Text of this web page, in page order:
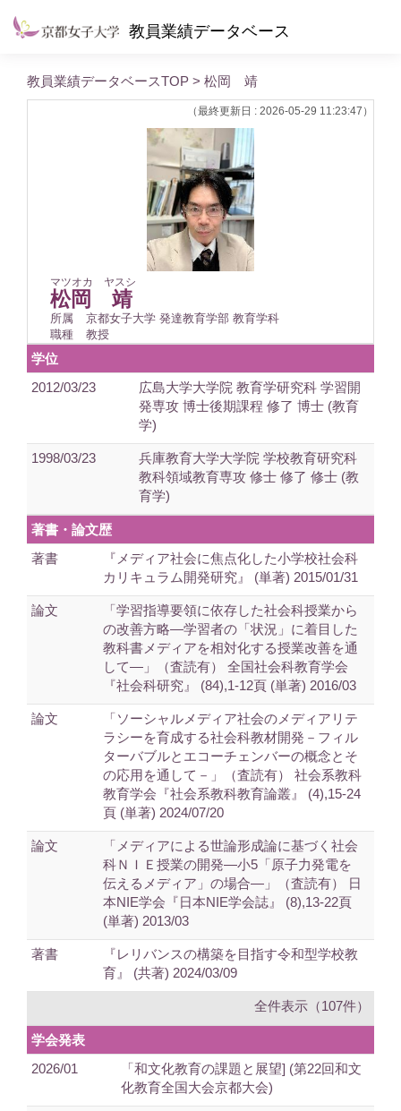
教員業績データベース
教員業績データベースTOP > 松岡 靖
（最終更新日 : 2026-05-29 11:23:47）
マツオカ ヤスシ
松岡 靖
所属
京都女子大学 発達教育学部 教育学科
職種
教授
学位
2012/03/23
広島大学大学院 教育学研究科 学習開
発専攻 博士後期課程 修了 博士 (教育
学)
1998/03/23
兵庫教育大学大学院 学校教育研究科
教科領域教育専攻 修士 修了 修士 (教
育学)
著書・論文歴
著書
『メディア社会に焦点化した小学校社会科
カリキュラム開発研究』 (単著) 2015/01/31
論文
「学習指導要領に依存した社会科授業から
の改善方略―学習者の「状況」に着目した
教科書メディアを相対化する授業改善を通
して―」（査読有） 全国社会科教育学会
『社会科研究』 (84),1-12頁 (単著) 2016/03
論文
「ソーシャルメディア社会のメディアリテ
ラシーを育成する社会科教材開発－フィル
ターバブルとエコーチェンバーの概念とそ
の応用を通して－」（査読有） 社会系教科
教育学会『社会系教科教育論叢』 (4),15-24
頁 (単著) 2024/07/20
論文
「メディアによる世論形成論に基づく社会
科ＮＩＥ授業の開発―小5「原子力発電を
伝えるメディア」の場合―」（査読有） 日
本NIE学会『日本NIE学会誌』 (8),13-22頁
(単著) 2013/03
著書
『レリバンスの構築を目指す令和型学校教
育』 (共著) 2024/03/09
全件表示（107件）
学会発表
2026/01
「和文化教育の課題と展望] (第22回和文
化教育全国大会京都大会)